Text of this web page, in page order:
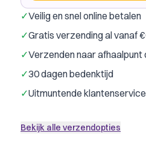
76 kaarten
past precies·Dragon Shield
Merk: Dragon Shield
Kleur:
Slechts € 0,14 per kaart
✓Veilig en snel online betalen
✓Gratis verzending al vanaf
✓Verzenden naar afhaalpunt
✓30 dagen bedenktijd
✓Uitmuntende klantenservice
Bekijk alle verzendopties